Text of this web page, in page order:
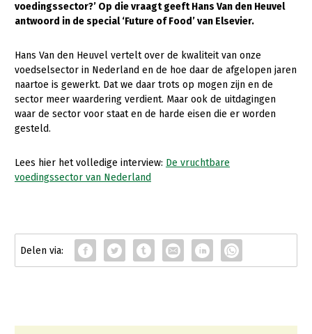
Thema’s
Gezonde dieren
Natuur, klimaat en energie
Bodem en water
Mens, ondernemerschap en onderwijs
Dier
Kalverhouderij
Biologische Landbouw
Multifunctioneel
voedingssector?’ Op die vraagt geeft Hans Van den Heuvel
antwoord in de special ‘Future of Food’ van Elsevier.
Hans Van den Heuvel vertelt over de kwaliteit van onze
voedselsector in Nederland en de hoe daar de afgelopen jaren
naartoe is gewerkt. Dat we daar trots op mogen zijn en de
sector meer waardering verdient. Maar ook de uitdagingen
waar de sector voor staat en de harde eisen die er worden
gesteld.
Lees hier het volledige interview: De vruchtbare
voedingssector van Nederland